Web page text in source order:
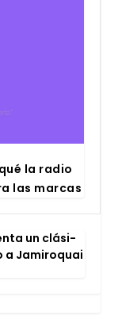
la radio
las mar­cas
un clá­si­
a Jami­ro­quai